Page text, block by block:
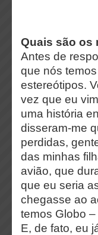
Quais são os
Antes de
que nós
estereótipos.
vez que eu
uma história
disseram-me
perdidas,
das minhas
avião, que
que eu seria
chegasse ao
temos Globo
E, de fato, eu